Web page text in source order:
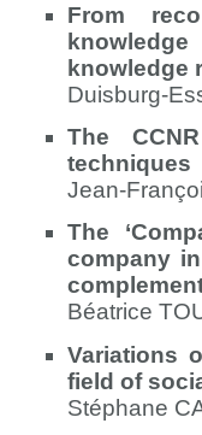
From
knowledge
Duisburg-
The
techniques
Jean-
The
company
Béatrice
Variations
field of
Stéphane